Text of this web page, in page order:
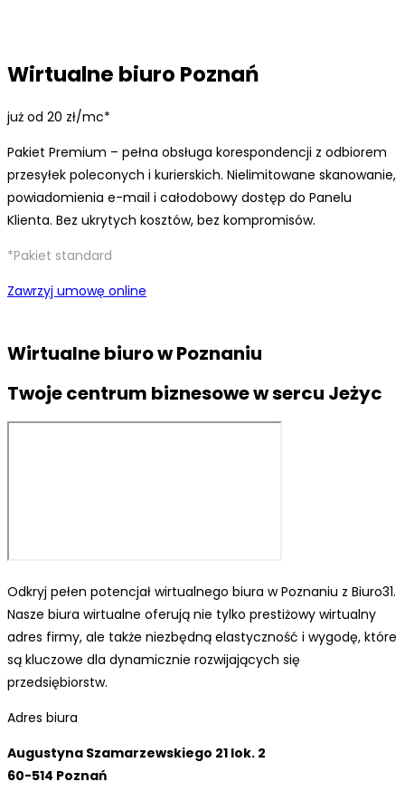
Wirtualne biuro Poznań
już od 20 zł/mc*
Pakiet Premium – pełna obsługa korespondencji z odbiorem
przesyłek poleconych i kurierskich. Nielimitowane skanowanie,
powiadomienia e-mail i całodobowy dostęp do Panelu
Klienta. Bez ukrytych kosztów, bez kompromisów.
*Pakiet standard
Zawrzyj umowę online
Wirtualne biuro w Poznaniu
Twoje centrum biznesowe w sercu Jeżyc
Odkryj pełen potencjał wirtualnego biura w Poznaniu z Biuro31.
Nasze biura wirtualne oferują nie tylko prestiżowy wirtualny
adres firmy, ale także niezbędną elastyczność i wygodę, które
są kluczowe dla dynamicznie rozwijających się
przedsiębiorstw.
Adres biura
Augustyna Szamarzewskiego 21 lok. 2
60-514 Poznań